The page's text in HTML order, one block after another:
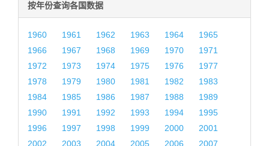
按年份查询各国数据
1960 1961 1962 1963 1964
1965
1966
1967 1968 1969 1970
1971
1972
1973 1974 1975 1976
1977
1978
1979 1980 1981 1982
1983
1984
1985 1986 1987 1988
1989
1990
1991 1992 1993 1994
1995
1996
1997 1998 1999 2000
2001
2002
2003 2004 2005 2006
2007